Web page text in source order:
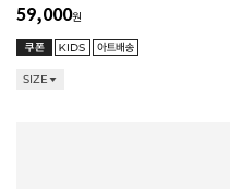
59,000원
SIZE